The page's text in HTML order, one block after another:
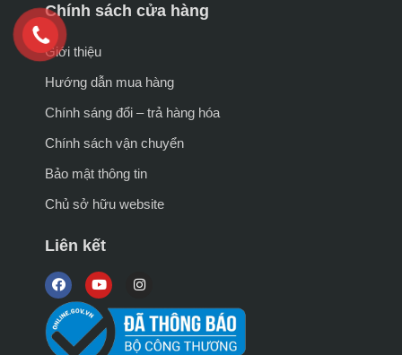
Chính sách cửa hàng
Giới thiệu
Hướng dẫn mua hàng
Chính sáng đổi – trả hàng hóa
Chính sách vận chuyển
Bảo mật thông tin
Chủ sở hữu website
Liên kết